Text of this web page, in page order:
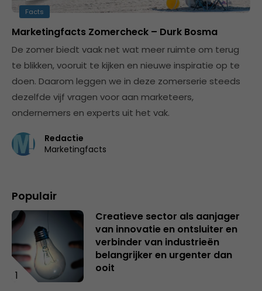
Facts
Marketingfacts Zomercheck – Durk Bosma
De zomer biedt vaak net wat meer ruimte om terug
te blikken, vooruit te kijken en nieuwe inspiratie op te
doen. Daarom leggen we in deze zomerserie steeds
dezelfde vijf vragen voor aan marketeers,
ondernemers en experts uit het vak.
Redactie
Marketingfacts
Populair
1
Creatieve sector als aanjager
van innovatie en ontsluiter en
verbinder van industrieën
belangrijker en urgenter dan
ooit